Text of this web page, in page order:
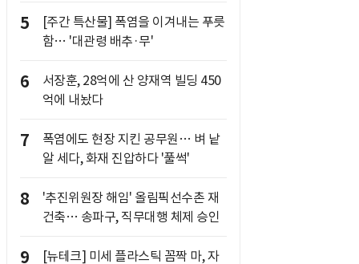
5
[주간 특산물] 폭염을 이겨내는 푸릇
함… '대관령 배추·무'
6
서장훈, 28억에 산 양재역 빌딩 450
억에 내놨다
7
폭염에도 현장 지킨 공무원… 벼 낱
알 세다, 화재 진압하다 '풀썩'
8
'추진위원장 해임' 올림픽선수촌 재
건축… 송파구, 직무대행 체제 승인
9 [뉴테크] 미세 플라스틱 꼼짝 마, 자